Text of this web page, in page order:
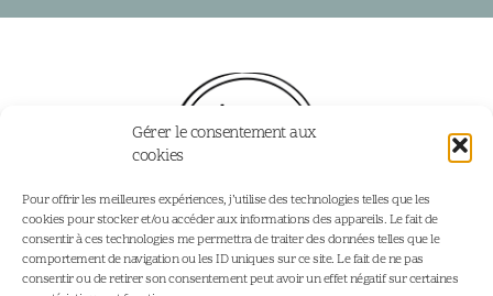
Gérer le consentement aux
cookies
Pour offrir les meilleures expériences, j’utilise des technologies telles que les
cookies pour stocker et/ou accéder aux informations des appareils. Le fait de
consentir à ces technologies me permettra de traiter des données telles que le
comportement de navigation ou les ID uniques sur ce site. Le fait de ne pas
consentir ou de retirer son consentement peut avoir un effet négatif sur certaines
Accueil Podcast - Joy Addict